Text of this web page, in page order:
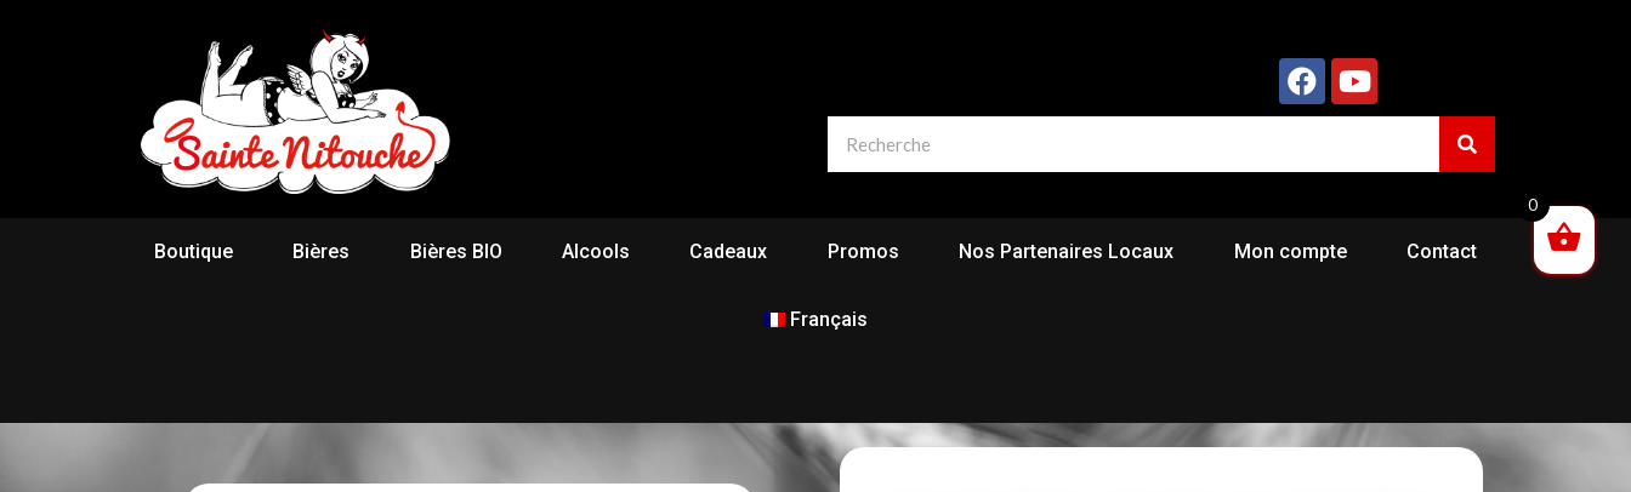
Boutique Bières Bières BIO Alcools Cadeaux Promos Nos Partenaires Locaux Mon compte Contact
Français
0